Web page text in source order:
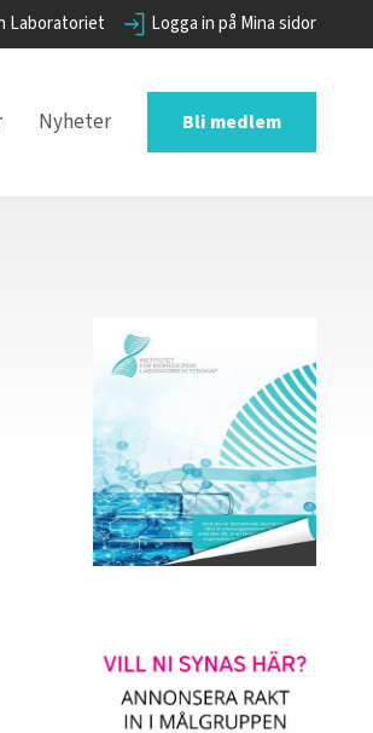
Laboratoriet Logga in på Mina sidor
Nyheter Bli medlem